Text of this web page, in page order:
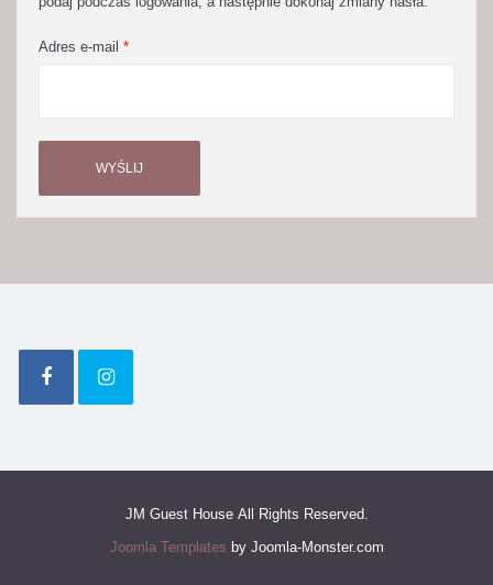
Adres e-mail *
WYŚLIJ
JM Guest House All Rights Reserved.
Joomla Templates by Joomla-Monster.com